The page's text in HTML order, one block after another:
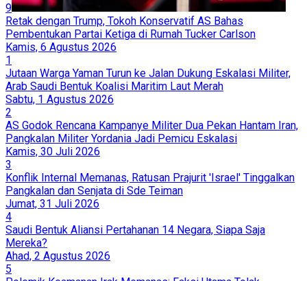
9
Retak dengan Trump, Tokoh Konservatif AS Bahas
Pembentukan Partai Ketiga di Rumah Tucker Carlson
Kamis, 6 Agustus 2026
1
Jutaan Warga Yaman Turun ke Jalan Dukung Eskalasi Militer,
Arab Saudi Bentuk Koalisi Maritim Laut Merah
Sabtu, 1 Agustus 2026
2
AS Godok Rencana Kampanye Militer Dua Pekan Hantam Iran,
Pangkalan Militer Yordania Jadi Pemicu Eskalasi
Kamis, 30 Juli 2026
3
Konflik Internal Memanas, Ratusan Prajurit 'Israel' Tinggalkan
Pangkalan dan Senjata di Sde Teiman
Jumat, 31 Juli 2026
4
Saudi Bentuk Aliansi Pertahanan 14 Negara, Siapa Saja
Mereka?
Ahad, 2 Agustus 2026
5